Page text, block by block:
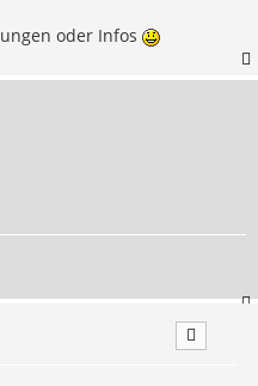
oder Infos